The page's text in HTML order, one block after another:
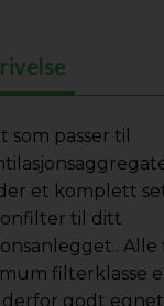
som passer til
et komplett
til ditt
filterklasse
derfor godt